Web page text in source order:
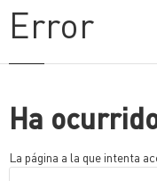
Error
Ha
La página a la que intenta